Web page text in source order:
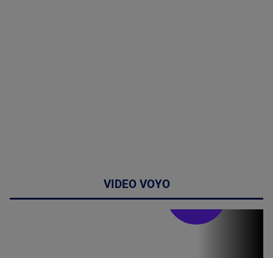
VIDEO VOYO